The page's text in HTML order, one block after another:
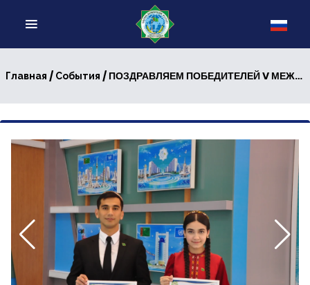
Главная / События / ПОЗДРАВЛЯЕМ ПОБЕДИТЕЛЕЙ V МЕЖДУНАРОДНОЙ ИНТЕРНЕТ-ОЛИМПИАДЫ ПО АНГЛИЙСКОМУ ЯЗЫКУ